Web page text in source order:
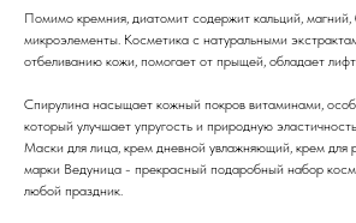
Помимо кремния, диатомит содержит кальций,
микроэлементы. Косметика с натуральными
отбеливанию кожи, помогает от прыщей, обладает
Спирулина насыщает кожный покров витаминами,
который улучшает упругость и природную
Маски для лица, крем дневной увлажняющий, крем для
марки Ведуница - прекрасный подаробный набор
любой праздник.